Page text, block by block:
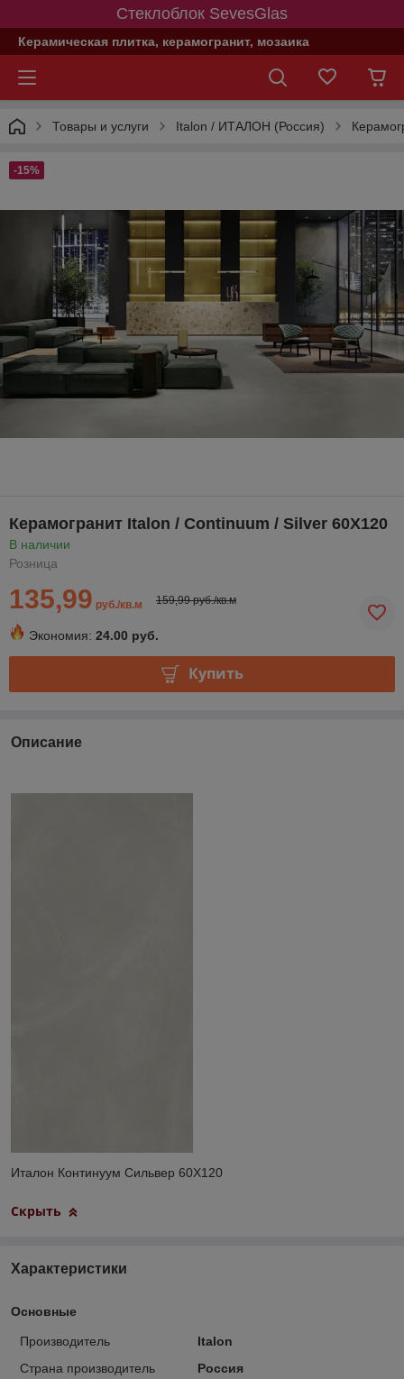
Стеклоблок SevesGlas
Керамическая плитка, керамогранит, мозаика
Товары и услуги Italon / ИТАЛОН (Россия)
-15%
Керамогранит Italon / Сontinuum / Silver 60Х120
В наличии
Розница
135,99 руб./кв.м 159,99 руб./кв.м
Экономия: 24.00 руб.
Купить
Описание
Италон Континуум Сильвер 60Х120
Скрыть
Характеристики
Основные
Производитель
Italon
Страна производитель
Россия